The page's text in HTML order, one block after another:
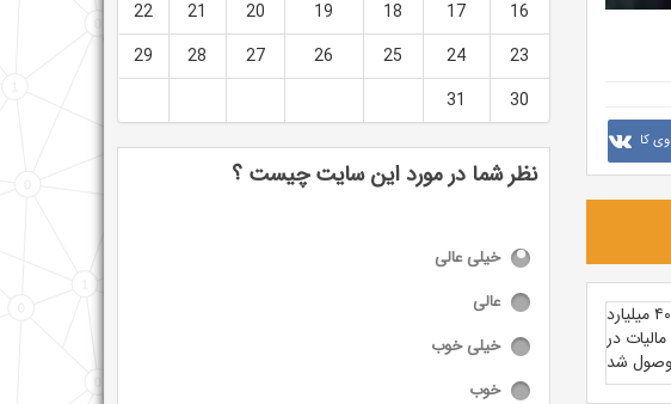
وی کا
16
17
18
19
20
21
22
23
24
25
26
27
28
29
30
31
نظر شما در مورد این سایت چیست ؟
خیلی عالی
عالی
خیلی خوب
خوب